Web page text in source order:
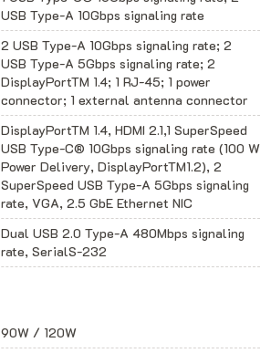
USB Type-A 10Gbps signaling rate
2 USB Type-A 10Gbps signaling rate; 2
USB Type-A 5Gbps signaling rate; 2
DisplayPortTM 1.4; 1 RJ-45; 1 power
connector; 1 external antenna connector
DisplayPortTM 1.4, HDMI 2.1,1 SuperSpeed
USB Type-C® 10Gbps signaling rate (100 W
Power Delivery, DisplayPortTM1.2), 2
SuperSpeed USB Type-A 5Gbps signaling
rate, VGA, 2.5 GbE Ethernet NIC
Dual USB 2.0 Type-A 480Mbps signaling
rate, SerialS-232
90W / 120W